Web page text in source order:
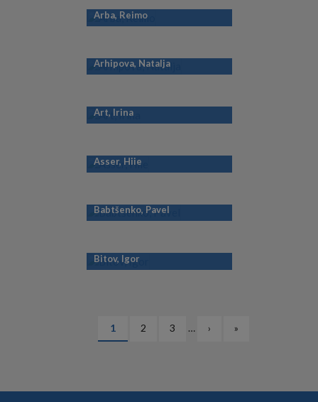
Arba, Reimo
Arhipova, Natalja
Art, Irina
Asser, Hiie
Babtšenko, Pavel
Bitov, Igor
Текущая
страница
1 Страница
2 Страница
3 …
Следующая
›
Последняя
»